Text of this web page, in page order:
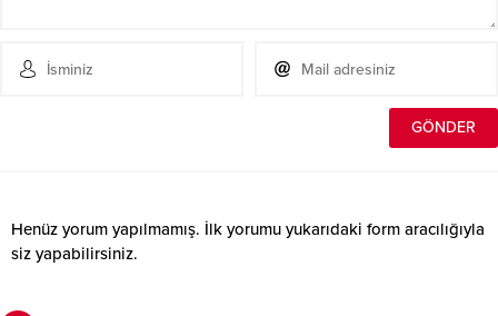
Henüz yorum yapılmamış. İlk yorumu yukarıdaki form aracılığıyla
siz yapabilirsiniz.